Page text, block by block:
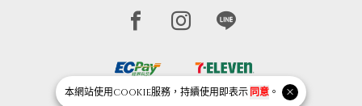
本網站使用cookie服務，持續使用即表示 同意。
Facebook page
Instagram page
Line page
Copyright © 2026 Junique All Rights Reserved.